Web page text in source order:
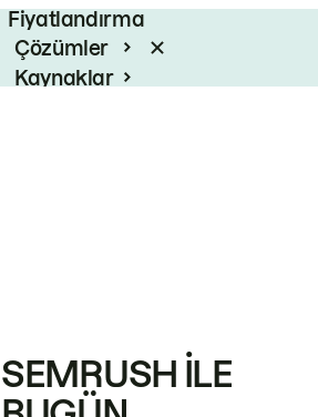
Fiyatlandırma
Çözümler
Kaynaklar
SEMRUSH ILE